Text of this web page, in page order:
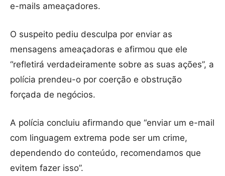
e-mails ameaçadores.
O suspeito pediu desculpa por enviar as
mensagens ameaçadoras e afirmou que ele
“refletirá verdadeiramente sobre as suas ações”, a
polícia prendeu-o por coerção e obstrução
forçada de negócios.
A polícia concluiu afirmando que “enviar um e-mail
com linguagem extrema pode ser um crime,
dependendo do conteúdo, recomendamos que
evitem fazer isso”.